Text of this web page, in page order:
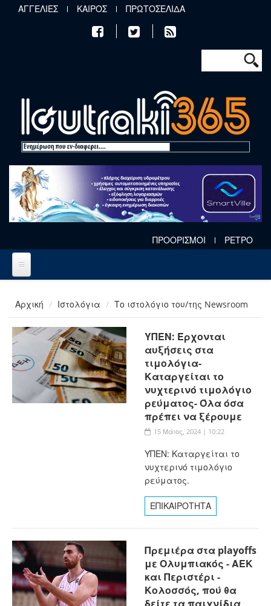
Παράκαμψη προς το κυρίως περιεχόμενο
ΑΓΓΕΛΙΕΣ ΚΑΙΡΟΣ ΠΡΩΤΟΣΕΛΙΔΑ
Φόρμα
Αναζήτηση
ΠΡΟΟΡΙΣΜΟΙ ΡΕΤΡΟ
Αρχική Ιστολόγια Το ιστολόγιο του/της Newsroom
ΥΠΕΝ: Έρχονται
αυξήσεις στα
τιμολόγια-
Καταργείται το
νυχτερινό τιμολόγιο
ρεύματος- Όλα όσα
πρέπει να ξέρουμε
15 Μάιος, 2024 | 10:22
ΥΠΕΝ: Καταργείται το
νυχτερινό τιμολόγιο
ρεύματος.
ΕΠΙΚΑΙΡΟΤΗΤΑ
Πρεμιέρα στα playoffs
με Ολυμπιακός - ΑΕΚ
και Περιστέρι -
Κολοσσός, πού θα